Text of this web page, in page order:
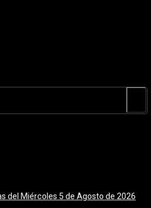
del Miércoles 5 de Agosto de 2026